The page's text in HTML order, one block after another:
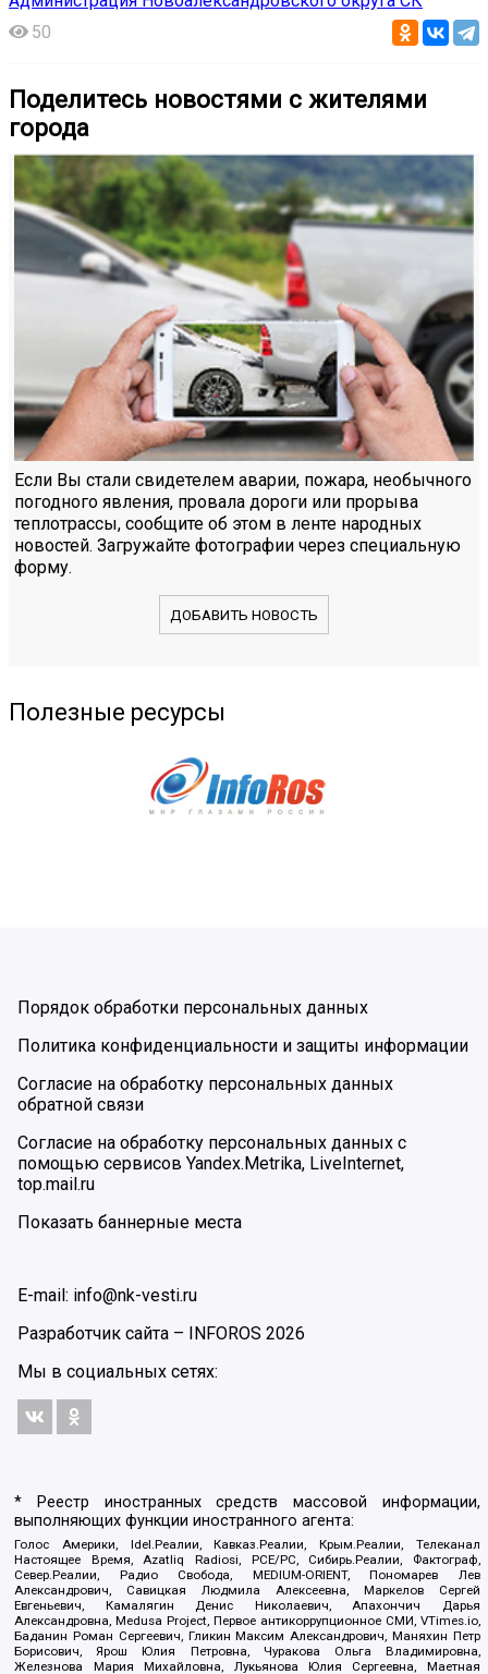
50
Поделитесь новостями с жителями
города
Если Вы стали свидетелем аварии, пожара, необычного
погодного явления, провала дороги или прорыва
теплотрассы, сообщите об этом в ленте народных
новостей. Загружайте фотографии через специальную
форму.
ДОБАВИТЬ НОВОСТЬ
Полезные ресурсы
Порядок обработки персональных данных
Политика конфиденциальности и защиты информации
Согласие на обработку персональных данных
обратной связи
Согласие на обработку персональных данных с
помощью сервисов Yandex.Metrika, LiveInternet,
top.mail.ru
Показать баннерные места
E-mail: info@nk-vesti.ru
Разработчик сайта –
INFOROS 2026
Мы в социальных сетях:
* Реестр иностранных средств массовой информации,
выполняющих функции иностранного агента:
Голос Америки, Idel.Реалии, Кавказ.Реалии, Крым.Реалии, Телеканал
Настоящее Время, Azatliq Radiosi, PCE/PC, Сибирь.Реалии, Фактограф,
Север.Реалии, Радио Свобода, MEDIUM-ORIENT, Пономарев Лев
Александрович, Савицкая Людмила Алексеевна, Маркелов Сергей
Евгеньевич, Камалягин Денис Николаевич, Апахончич Дарья
Александровна, Medusa Project, Первое антикоррупционное СМИ, VTimes.io,
Баданин Роман Сергеевич, Гликин Максим Александрович, Маняхин Петр
Борисович, Ярош Юлия Петровна, Чуракова Ольга Владимировна,
Железнова Мария Михайловна, Лукьянова Юлия Сергеевна, Маетная